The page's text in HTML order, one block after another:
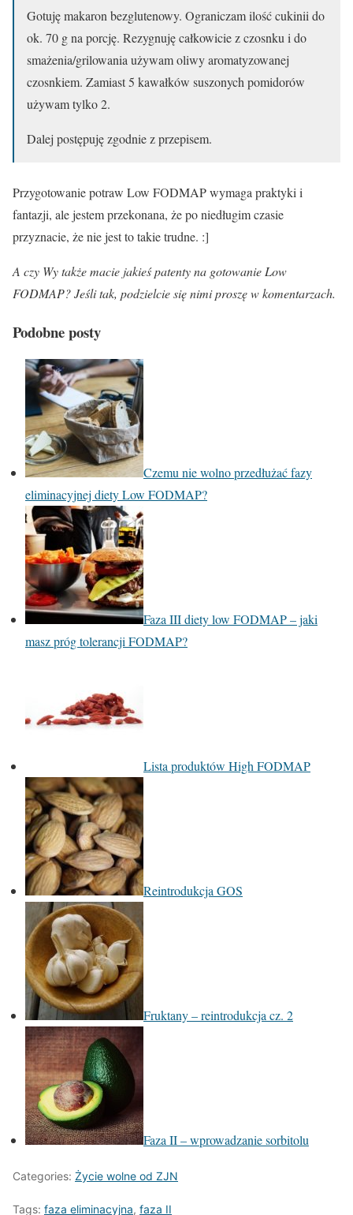
Gotuję makaron bezglutenowy. Ograniczam ilość cukinii do
ok. 70 g na porcję. Rezygnuję całkowicie z czosnku i do
smażenia/grilowania używam oliwy aromatyzowanej
czosnkiem. Zamiast 5 kawałków suszonych pomidorów
używam tylko 2.
Dalej postępuję zgodnie z przepisem.
Przygotowanie potraw Low FODMAP wymaga praktyki i
fantazji, ale jestem przekonana, że po niedługim czasie
przyznacie, że nie jest to takie trudne. :]
A czy Wy także macie jakieś patenty na gotowanie Low
FODMAP? Jeśli tak, podzielcie się nimi proszę w komentarzach.
Podobne posty
Czemu nie wolno przedłużać fazy
eliminacyjnej diety Low FODMAP?
Faza III diety low FODMAP – jaki
masz próg tolerancji FODMAP?
Lista produktów High FODMAP
Reintrodukcja GOS
Fruktany – reintrodukcja cz. 2
Faza II – wprowadzanie sorbitolu
Categories: Życie wolne od ZJN
Tags: faza eliminacyjna, faza II